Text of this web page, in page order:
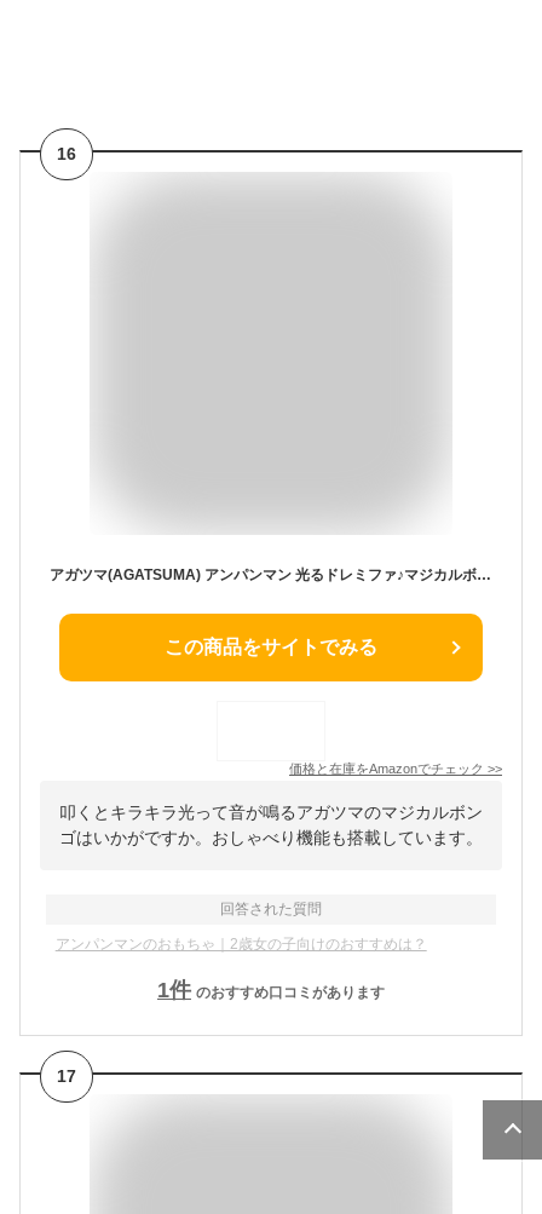
16
アガツマ(AGATSUMA) アンパンマン 光るドレミファ♪マジカルボンゴ 対象年齢8ヵ月以上
この商品をサイトでみる
価格と在庫をAmazonでチェック >>
叩くとキラキラ光って音が鳴るアガツマのマジカルボン
ゴはいかがですか。おしゃべり機能も搭載しています。
回答された質問
アンパンマンのおもちゃ｜2歳女の子向けのおすすめは？
1件 のおすすめ口コミがあります
17